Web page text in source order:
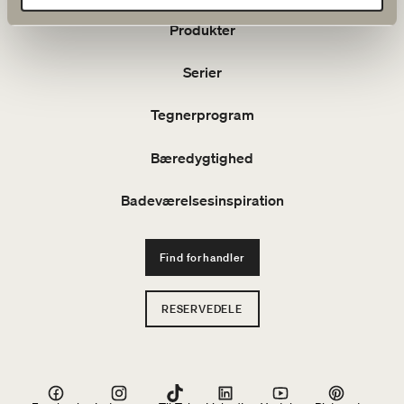
Produkter
Serier
Tegnerprogram
Bæredygtighed
Badeværelsesinspiration
Find forhandler
RESERVEDELE